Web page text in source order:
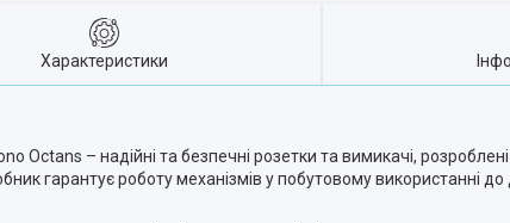
Характеристики
Octans – надійні та безпечні розетки та вимикачі,
гарантує роботу механізмів у побутовому використанні